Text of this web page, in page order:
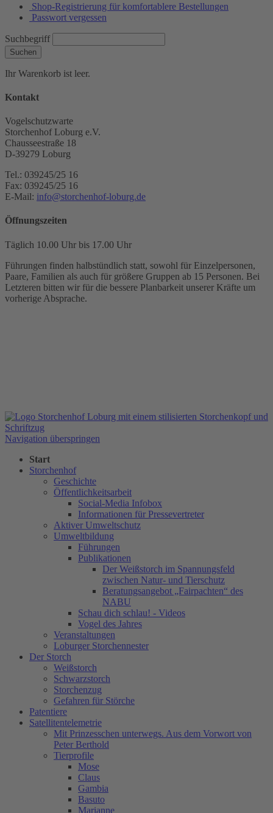
Shop-Registrierung für komfortablere Bestellungen
Passwort vergessen
Suchbegriff
Suchen
Ihr Warenkorb ist leer.
Kontakt
Vogelschutzwarte
Storchenhof Loburg e.V.
Chausseestraße 18
D-39279 Loburg
Tel.: 039245/25 16
Fax: 039245/25 16
E-Mail: info@storchenhof-loburg.de
Öffnungszeiten
Täglich 10.00 Uhr bis 17.00 Uhr
Führungen finden halbstündlich statt, sowohl für Einzelpersonen,
Paare, Familien als auch für größere Gruppen ab 15 Personen. Bei
Letzteren bitten wir für die bessere Planbarkeit unserer Kräfte um
vorherige Absprache.
Navigation überspringen
Start
Storchenhof
Geschichte
Öffentlichkeitsarbeit
Social-Media Infobox
Informationen für Pressevertreter
Aktiver Umweltschutz
Umweltbildung
Führungen
Publikationen
Der Weißstorch im Spannungsfeld
zwischen Natur- und Tierschutz
Beratungsangebot „Fairpachten“ des
NABU
Schau dich schlau! - Videos
Vogel des Jahres
Veranstaltungen
Loburger Storchennester
Der Storch
Weißstorch
Schwarzstorch
Storchenzug
Gefahren für Störche
Patentiere
Satellitentelemetrie
Mit Prinzesschen unterwegs. Aus dem Vorwort von
Peter Berthold
Tierprofile
Mose
Claus
Gambia
Basuto
Marianne